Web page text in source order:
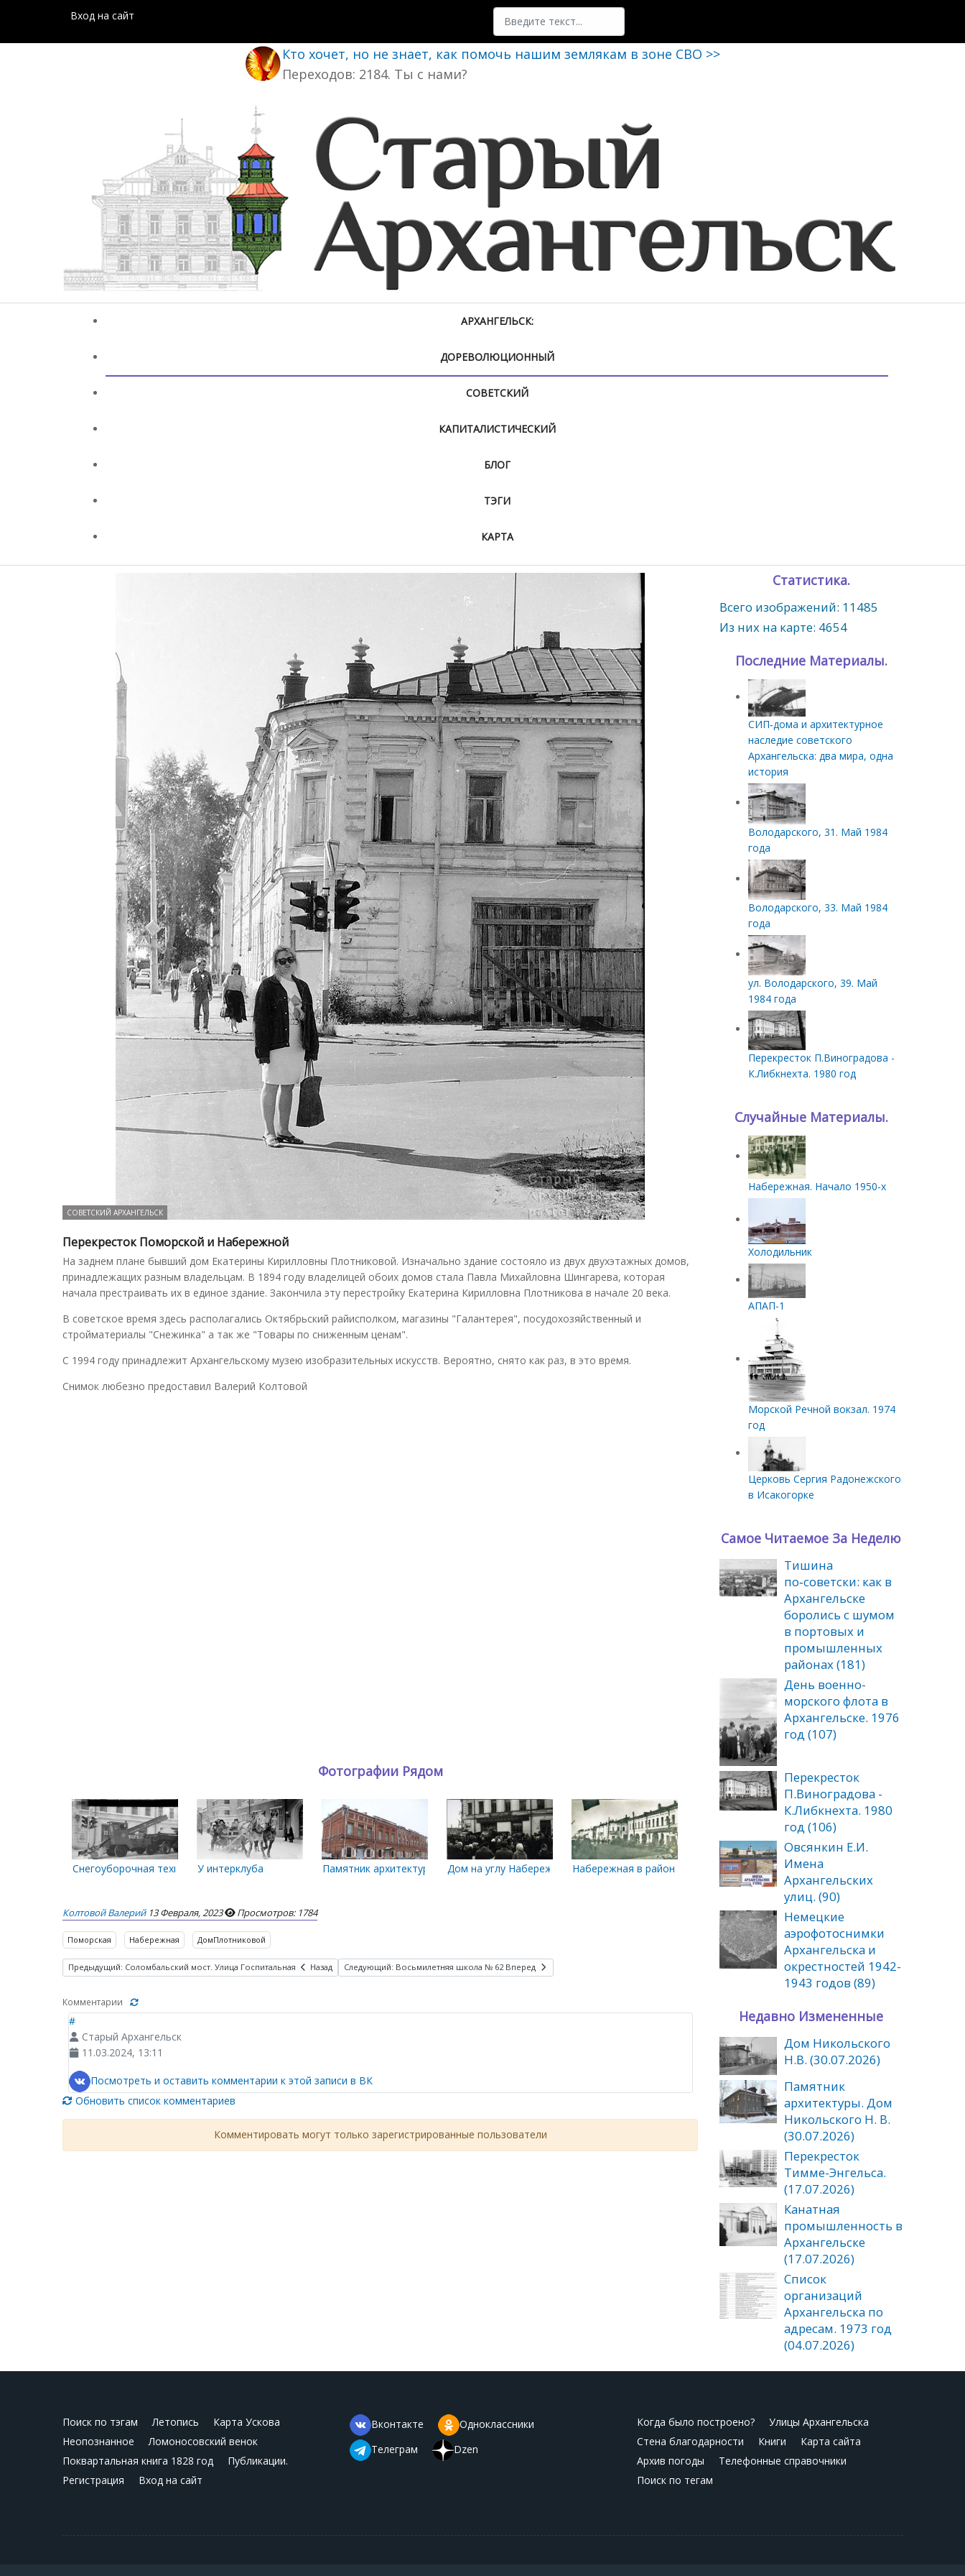
Вход на сайт Поиск
Кто хочет, но не знает, как помочь нашим землякам в зоне СВО >>
Переходов: 2184. Ты с нами?
АРХАНГЕЛЬСК:
ДОРЕВОЛЮЦИОННЫЙ
СОВЕТСКИЙ
КАПИТАЛИСТИЧЕСКИЙ
БЛОГ
ТЭГИ
КАРТА
СОВЕТСКИЙ АРХАНГЕЛЬСК
Перекресток Поморской и Набережной
На заднем плане бывший дом Екатерины Кирилловны Плотниковой. Изначально здание состояло из двух двухэтажных домов,
принадлежащих разным владельцам. В 1894 году владелицей обоих домов стала Павла Михайловна Шингарева, которая
начала престраивать их в единое здание. Закончила эту перестройку Екатерина Кирилловна Плотникова в начале 20 века.
В советское время здесь располагались Октябрьский райисполком, магазины "Галантерея", посудохозяйственный и
стройматериалы "Снежинка" а так же "Товары по сниженным ценам".
С 1994 году принадлежит Архангельскому музею изобразительных искусств. Вероятно, снято как раз, в это время.
Снимок любезно предоставил Валерий Колтовой
Фотографии Рядом
Снегоуборочная техника рядом с домом по ул. Поморской, 1
У интерклуба Памятник архитектуры. Городская усадьба Е. К. Плотниковой. Торговое здание
Дом на углу Набережной и Поморской. 7 ноября 1960 г
Набережная в районе ул. Поморская. Предположительный период съемки
Колтовой Валерий 13 Февраля, 2023 Просмотров: 1784
Поморская Набережная ДомПлотниковой
Предыдущий: Соломбальский мост. Улица Госпитальная Назад Следующий: Восьмилетняя школа № 62 Вперед
Комментарии
#
Старый Архангельск
11.03.2024, 13:11
Посмотреть и оставить комментарии к этой записи в ВК
Обновить список комментариев
Комментировать могут только зарегистрированные пользователи
Статистика.
Всего изображений: 11485
Из них на карте: 4654
Последние Материалы.
СИП‑дома и архитектурное
наследие советского
Архангельска: два мира, одна
история
Володарского, 31. Май 1984
года
Володарского, 33. Май 1984
года
ул. Володарского, 39. Май
1984 года
Перекресток П.Виноградова -
К.Либкнехта. 1980 год
Случайные Материалы.
Набережная. Начало 1950-х
Холодильник
АПАП-1
Морской Речной вокзал. 1974
год
Церковь Сергия Радонежского
в Исакогорке
Самое Читаемое За Неделю
Тишина
по‑советски: как в
Архангельске
боролись с шумом
в портовых и
промышленных
районах (181)
День военно-
морского флота в
Архангельске. 1976
год (107)
Перекресток
П.Виноградова -
К.Либкнехта. 1980
год (106)
Овсянкин Е.И.
Имена
Архангельских
улиц. (90)
Немецкие
аэрофотоснимки
Архангельска и
окрестностей 1942-
1943 годов (89)
Недавно Измененные
Дом Никольского
Н.В. (30.07.2026)
Памятник
архитектуры. Дом
Никольского Н. В.
(30.07.2026)
Перекресток
Тимме-Энгельса.
(17.07.2026)
Канатная
промышленность в
Архангельске
(17.07.2026)
Список
организаций
Архангельска по
адресам. 1973 год
(04.07.2026)
Поиск по тэгам Летопись
Карта Ускова
Неопознанное
Ломоносовский венок
Поквартальная книга 1828 год
Публикации.
Регистрация
Вход на сайт
Вконтакте
Одноклассники
Телеграм
Dzen
Когда было построено?
Улицы Архангельска
Стена благодарности
Книги
Карта сайта
Архив погоды
Телефонные справочники
Поиск по тегам